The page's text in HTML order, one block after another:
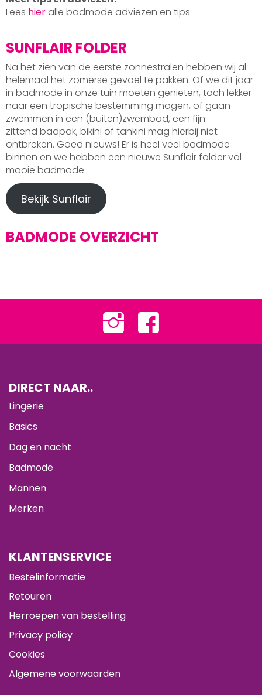
Lees hier alle badmode adviezen en tips.
SUNFLAIR FOLDER
Na het zien van de eerste zonnestralen hebben wij al
helemaal het zomerse gevoel te pakken. Of we dit jaar
in badmode in onze tuin moeten genieten, toch lekker
naar een tropische bestemming mogen, of gaan
zwemmen in een (buiten)zwembad, een fijn
zittend badpak, bikini of tankini mag hierbij niet
ontbreken. Goed nieuws! Er is heel veel badmode
binnen en we hebben een nieuwe Sunflair folder vol
mooie badmode.
Bekijk Sunflair
BADMODE OVERZICHT
DIRECT NAAR..
Lingerie
Basics
Dag en nacht
Badmode
Mannen
Merken
KLANTENSERVICE
Bestelinformatie
Retouren
Herroepen van bestelling
Privacy policy
Cookies
Algemene voorwaarden